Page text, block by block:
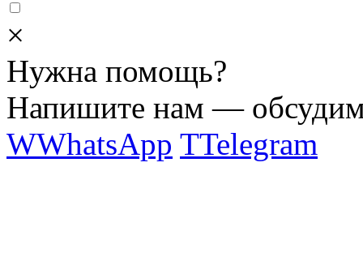
×
Нужна помощь?
Напишите нам —
WWhatsApp TTelegram